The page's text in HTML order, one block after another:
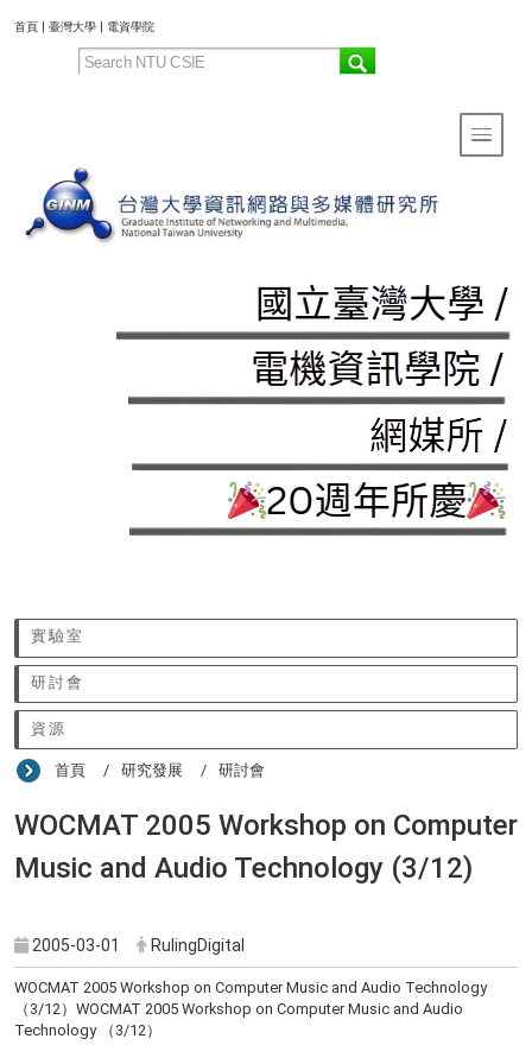
首頁 | 臺灣大學 | 電資學院
實驗室
研討會
資源
首頁 研究發展 研討會
WOCMAT 2005 Workshop on Computer
Music and Audio Technology (3/12)
2005-03-01 RulingDigital
WOCMAT 2005 Workshop on Computer Music and Audio Technology
（3/12）WOCMAT 2005 Workshop on Computer Music and Audio
Technology （3/12）